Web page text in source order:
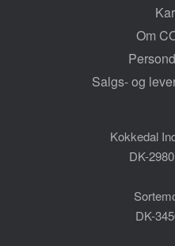
Om
Salgs- og
Kokkedal
DK-
DK-